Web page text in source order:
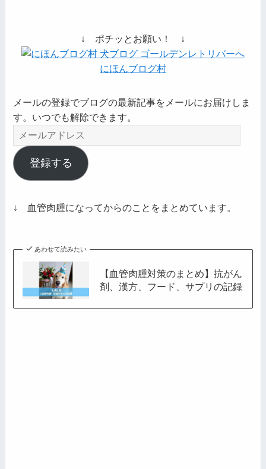
↓ ポチッとお願い！ ↓
にほんブログ村
メールの登録でブログの最新記事をメールにお届けしま
す。いつでも解除できます。
メ
ー
ル
ア
レ
登録する
↓ 血管肉腫になってからのことをまとめています。
あわせて読みたい
【血管肉腫対策のまとめ】抗がん
剤、漢方、フード、サプリの記録